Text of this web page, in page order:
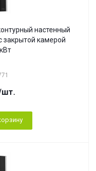
настенный
закрытой камерой